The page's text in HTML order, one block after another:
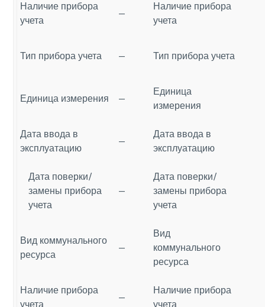
Наличие прибора
учета
—
Наличие прибора
учета
Тип прибора учета — Тип прибора учета
Единица измерения —
Единица
измерения
Дата ввода в
эксплуатацию
—
Дата ввода в
эксплуатацию
Дата поверки/
замены прибора
учета
—
Дата поверки/
замены прибора
учета
Вид коммунального
ресурса
—
Вид
коммунального
ресурса
Наличие прибора
учета
—
Наличие прибора
учета